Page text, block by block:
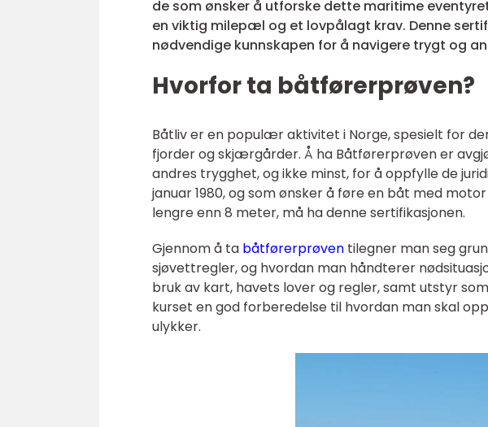
de som ønsker å utforske dette maritime
en viktig milepæl og et lovpålagt krav. Denne
nødvendige kunnskapen for å navigere trygt og
Hvorfor ta båtførerprøven?
Båtliv er en populær aktivitet i Norge, spesielt for
fjorder og skjærgårder. Å ha Båtførerprøven er
andres trygghet, og ikke minst, for å oppfylle de
januar 1980, og som ønsker å føre en båt med
lengre enn 8 meter, må ha denne sertifikasjonen.
Gjennom å ta båtførerprøven tilegner man seg
sjøvettregler, og hvordan man håndterer
bruk av kart, havets lover og regler, samt utstyr
kurset en god forberedelse til hvordan man skal
ulykker.